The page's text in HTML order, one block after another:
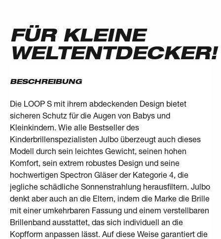
FÜR KLEINE
WELTENTDECKER!
BESCHREIBUNG
Die LOOP S mit ihrem abdeckenden Design bietet
sicheren Schutz für die Augen von Babys und
Kleinkindern. Wie alle Bestseller des
Kinderbrillenspezialisten Julbo überzeugt auch dieses
Modell durch sein leichtes Gewicht, seinen hohen
Komfort, sein extrem robustes Design und seine
hochwertigen Spectron Gläser der Kategorie 4, die
jegliche schädliche Sonnenstrahlung herausfiltern. Julbo
denkt aber auch an die Eltern, indem die Marke die Brille
mit einer umkehrbaren Fassung und einem verstellbaren
Brillenband ausstattet, das sich individuell an die
Kopfform anpassen lässt. Auf diese Weise garantiert die